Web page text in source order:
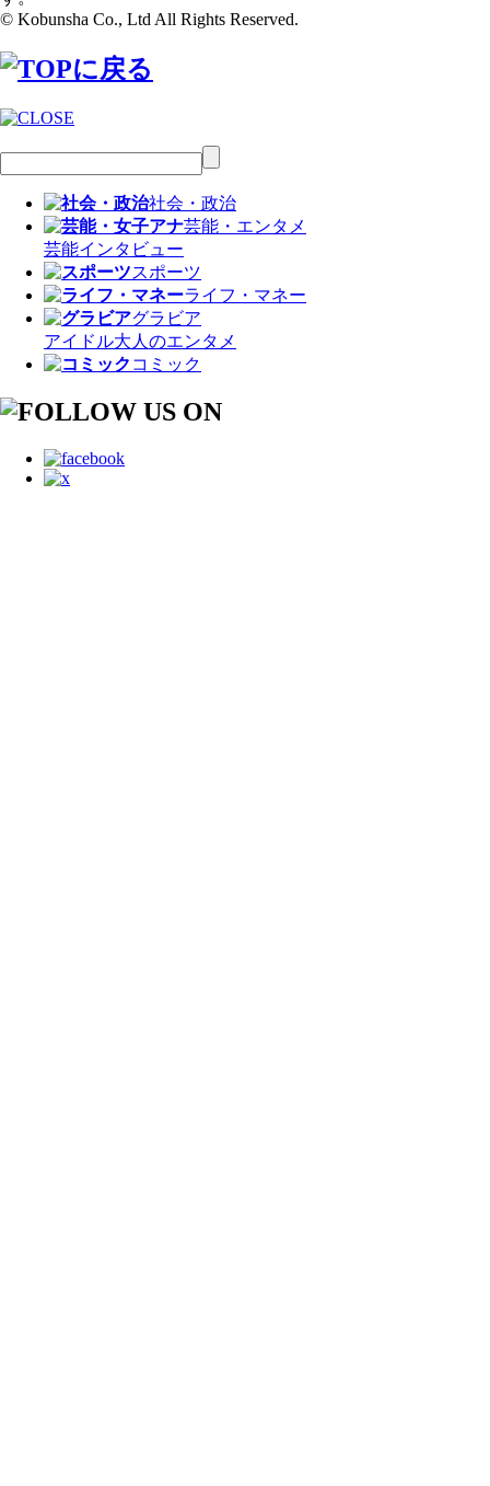
© Kobunsha Co., Ltd All Rights Reserved.
社会・政治
芸能・エンタメ
芸能インタビュー
スポーツ
ライフ・マネー
グラビア
アイドル大人のエンタメ
コミック